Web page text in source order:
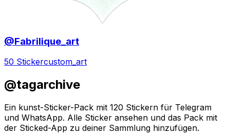
@Fabrilique_art
50 Stickercustom_art
@tagarchive
Ein kunst-Sticker-Pack mit 120 Stickern für Telegram
und WhatsApp. Alle Sticker ansehen und das Pack mit
der Sticked-App zu deiner Sammlung hinzufügen.